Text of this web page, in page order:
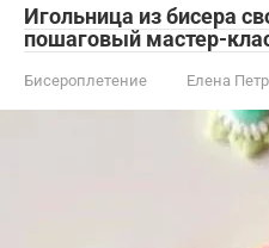
Игольница из бисера
пошаговый мастер-
Бисероплетение Елена